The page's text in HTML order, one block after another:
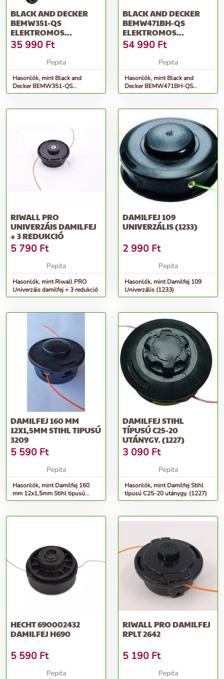
BLACK AND DECKER
BEMW351-QS
ELEKTROMOS
FŰNYÍRÓ, FEKETE-
NARANCSSÁR...
35 990 Ft
Pepita
Hasonlók, mint Black and
Decker BEMW351-QS
Elektromos Fűnyíró, Fekete-
BLACK AND DECKER
BEMW471BH-QS
ELEKTROMOS
FŰNYÍRÓ,
NARANCSSÁRGA-FE...
54 990 Ft
Pepita
Hasonlók, mint Black and
Decker BEMW471BH-QS
Elektromos Fűnyíró,
RIWALL PRO
UNIVERZÁIS DAMILFEJ
+ 3 REDUKCIÓ
5 790 Ft
Pepita
Hasonlók, mint Riwall PRO
Univerzáis damilfej + 3 redukció
DAMILFEJ 109
UNIVERZÁLIS (1233)
2 990 Ft
Pepita
Hasonlók, mint Damilfej 109
Univerzális (1233)
DAMILFEJ 160 MM
12X1,5MM STIHL TIPUSÚ
3209
5 590 Ft
Pepita
Hasonlók, mint Damilfej 160
mm 12x1,5mm Stihl tipusú
3209
DAMILFEJ STIHL
TÍPUSÚ C25-20
UTÁNYGY. (1227)
3 090 Ft
Pepita
Hasonlók, mint Damilfej Stihl
típusú C25-20 utánygy. (1227)
HECHT 690002432
DAMILFEJ H690
5 590 Ft
Pepita
RIWALL PRO DAMILFEJ
RPLT 2642
5 190 Ft
Pepita